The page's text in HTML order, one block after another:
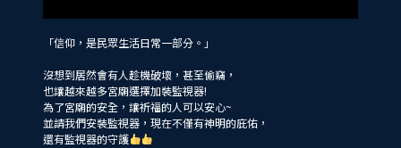
「信仰，是民眾生活日常一部分。」
沒想到居然會有人趁機破壞，甚至偷竊，
也讓越來越多宮廟選擇加裝監視器!
為了宮廟的安全，讓祈福的人可以安心~
並請我們安裝監視器，現在不僅有神明的庇佑，
還有監視器的守護